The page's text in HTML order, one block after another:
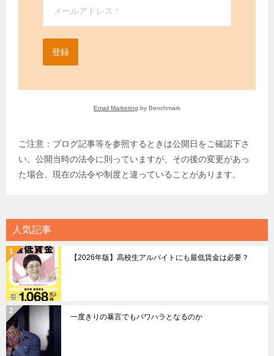
登録
Email Marketing by Benchmark
ご注意：ブログ記事等を参照するときは公開日をご確認下さ
い。公開当時の法令に則っていますが、その後の変更があっ
た場合、現在の法令や制度と違っていることがあります。
人気記事
【2026年版】高校生アルバイトにも最低賃金は必要？
一度きりの暴言でもパワハラとなるのか